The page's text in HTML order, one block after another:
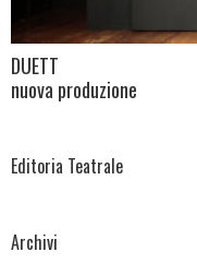
DUETT
nuova produzione
Editoria Teatrale
Archivi